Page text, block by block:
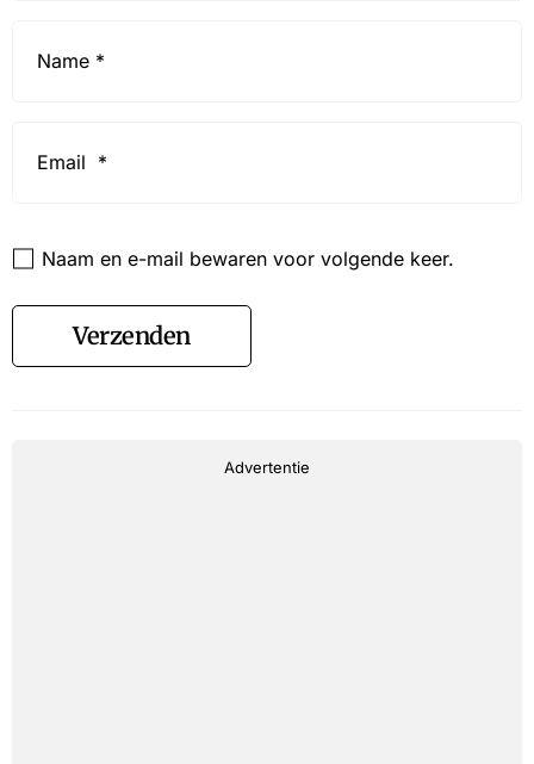
Naam en e-mail bewaren voor volgende keer.
Verzenden
Advertentie